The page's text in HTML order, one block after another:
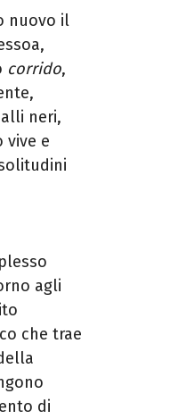
nuovo il
corrido,
neri,
vive e
agli
che trae
di